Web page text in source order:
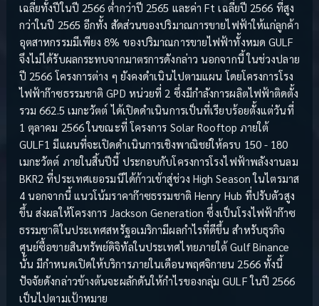
เฉลี่ยทั้งปีในปี 2566 ต่ำกว่าปี 2565 และค่า Ft เฉลี่ยปี 2566 ที่สูง
กว่าในปี 2565 อีกทั้ง สัดส่วนของปริมาณการขายไฟฟ้าให้แก่ลูกค้า
อุตสาหกรรมมีเพียง 8% ของปริมาณการขายไฟฟ้าทั้งหมด GULF
จึงไม่ได้รับผลกระทบจากมาตรการดังกล่าว นอกจากนี้ ในช่วงปลาย
ปี 2566 โครงการต่าง ๆ ยังคงดำเนินไปตามแผน โดยโครงการโรง
ไฟฟ้าก๊าซธรรมชาติ GPD หน่วยที่ 2 ซึ่งมีกำลังการผลิตไฟฟ้าติดตั้ง
รวม 662.5 เมกะวัตต์ ได้เปิดดำเนินการเป็นที่เรียบร้อยตั้งแต่วันที่
1 ตุลาคม 2566 ในขณะที่ โครงการ Solar Rooftop ภายใต้
GULF1 มีแผนที่จะเปิดดำเนินการเชิงพาณิชย์ให้ครบ 150 - 180
เมกะวัตต์ ภายในสิ้นปีนี้ ประกอบกับโครงการโรงไฟฟ้าพลังงานลม
BKR2 ที่ประเทศเยอรมนีได้ก้าวเข้าสู่ช่วง High Season ในไตรมาส
4 นอกจากนี้ แนวโน้มราคาก๊าซธรรมชาติ Henry Hub ที่ปรับตัวสูง
ขึ้น ส่งผลให้โครงการ Jackson Generation ซึ่งเป็นโรงไฟฟ้าก๊าซ
ธรรมชาติในประเทศสหรัฐอเมริกามีผลกำไรที่ดีขึ้น สำหรับธุรกิจ
ศูนย์ซื้อขายสินทรัพย์ดิจิทัลในประเทศไทยภายใต้ Gulf Binance
นั้น มีกำหนดเปิดให้บริการภายในเดือนพฤศจิกายน 2566 ทั้งนี้
ปัจจัยดังกล่าวข้างต้นจะผลักดันให้กำไรของกลุ่ม GULF ในปี 2566
เป็นไปตามเป้าหมาย